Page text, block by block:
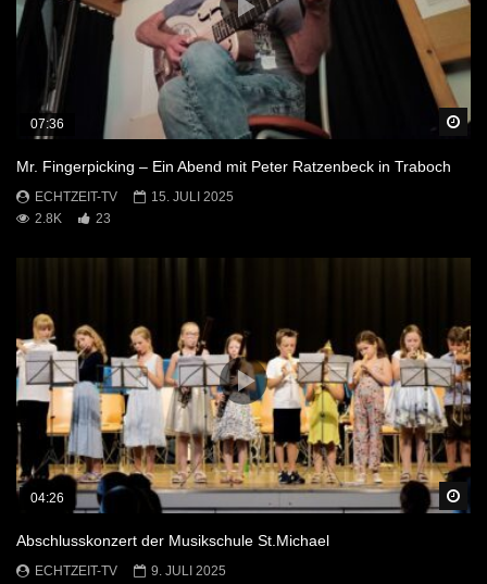
07:36
Mr. Fingerpicking – Ein Abend mit Peter Ratzenbeck in Traboch
ECHTZEIT-TV
15. JULI 2025
2.8K
23
04:26
Abschlusskonzert der Musikschule St.Michael
ECHTZEIT-TV
9. JULI 2025